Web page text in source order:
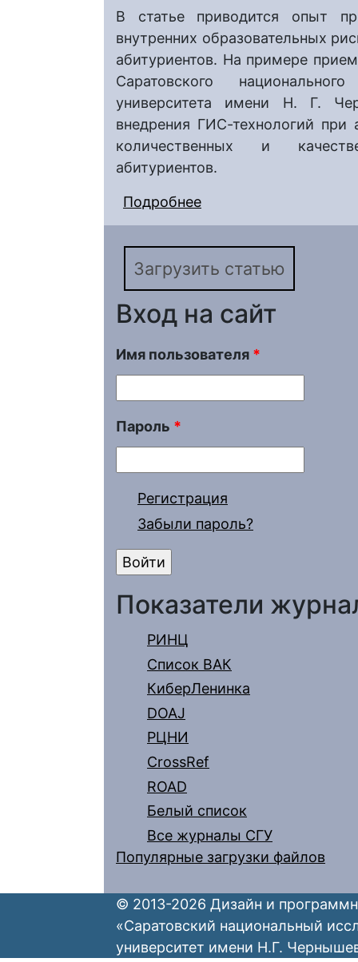
В статье приводится опыт
внутренних образовательных
абитуриентов. На примере
Саратовского национального
университета имени Н. Г.
внедрения ГИС-технологий при
количественных и
абитуриентов.
Подробнее
внутренних
географического
Загрузить статью
Вход на сайт
Имя пользователя *
Пароль *
Регистрация
Забыли пароль?
Показатели
РИНЦ
Список ВАК
КиберЛенинка
DOAJ
РЦНИ
CrossRef
ROAD
Белый список
Все журналы СГУ
Популярные загрузки файлов
© 2013-2026 Дизайн и
«Саратовский национальный
университет имени Н.Г.